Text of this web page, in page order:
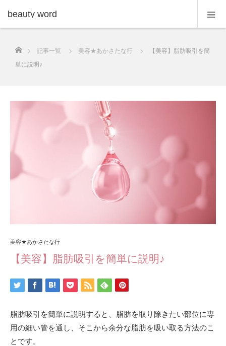
beauty word
ホーム
記事一覧 美容★あかさたな行
【美容】脂肪吸引を簡
単に説明♪
美容★あかさたな行
【美容】脂肪吸引を簡単に説明♪
脂肪吸引を簡単に説明すると、脂肪を取り除きたい部位に専
用の細い管を通し、そこから余分な脂肪を吸い取る方法のこ
とです。